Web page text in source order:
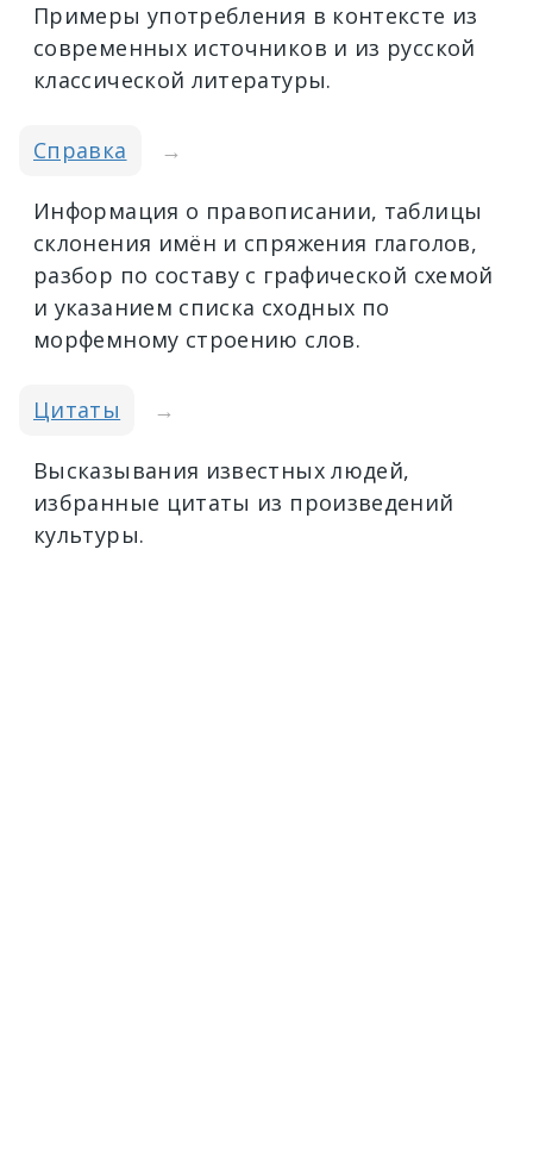
Примеры употребления в контексте из
современных источников и из русской
классической литературы.
Справка →
Информация о правописании, таблицы
склонения имён и спряжения глаголов,
разбор по составу с графической схемой
и указанием списка сходных по
морфемному строению слов.
Цитаты →
Высказывания известных людей,
избранные цитаты из произведений
культуры.